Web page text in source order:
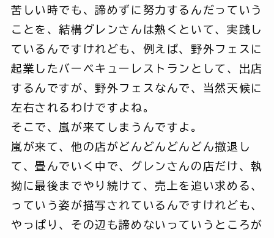
苦しい時でも、諦めずに努力するんだっていう
ことを、結構グレンさんは熱くといて、実践し
ているんですけれども、例えば、野外フェスに
起業したバーベキューレストランとして、出店
するんですが、野外フェスなんで、当然天候に
左右されるわけですよね。
そこで、嵐が来てしまうんですよ。
嵐が来て、他の店がどんどんどんどん撤退し
て、畳んでいく中で、グレンさんの店だけ、執
拗に最後までやり続けて、売上を追い求める、
っていう姿が描写されているんですけれども、
やっぱり、その辺も諦めないっていうところが